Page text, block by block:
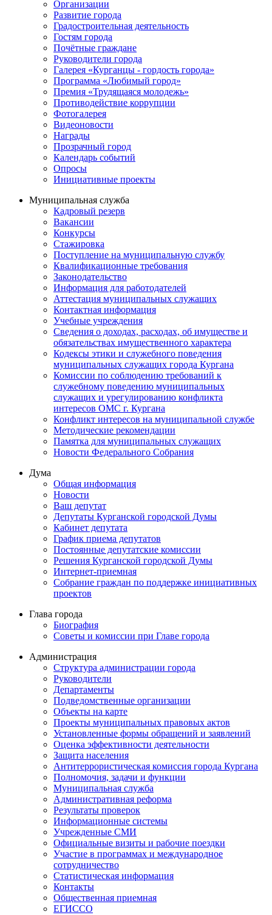
Организации
Развитие города
Градостроительная деятельность
Гостям города
Почётные граждане
Руководители города
Галерея «Курганцы - гордость города»
Программа «Любимый город»
Премия «Трудящаяся молодежь»
Противодействие коррупции
Фотогалерея
Видеоновости
Награды
Прозрачный город
Календарь событий
Опросы
Инициативные проекты
Муниципальная служба
Кадровый резерв
Вакансии
Конкурсы
Стажировка
Поступление на муниципальную службу
Квалификационные требования
Законодательство
Информация для работодателей
Аттестация муниципальных служащих
Контактная информация
Учебные учреждения
Сведения о доходах, расходах, об имуществе и
обязательствах имущественного характера
Кодексы этики и служебного поведения
муниципальных служащих города Кургана
Комиссии по соблюдению требований к
служебному поведению муниципальных
служащих и урегулированию конфликта
интересов ОМС г. Кургана
Конфликт интересов на муниципальной службе
Методические рекомендации
Памятка для муниципальных служащих
Новости Федерального Cобрания
Дума
Общая информация
Новости
Ваш депутат
Депутаты Курганской городской Думы
Кабинет депутата
График приема депутатов
Постоянные депутатские комиссии
Решения Курганской городской Думы
Интернет-приемная
Собрание граждан по поддержке инициативных
проектов
Глава города
Биография
Советы и комиссии при Главе города
Администрация
Структура администрации города
Руководители
Департаменты
Подведомственные организации
Объекты на карте
Проекты муниципальных правовых актов
Установленные формы обращений и заявлений
Оценка эффективности деятельности
Защита населения
Антитеррористическая комиссия города Кургана
Полномочия, задачи и функции
Муниципальная служба
Административная реформа
Результаты проверок
Информационные системы
Учрежденные СМИ
Официальные визиты и рабочие поездки
Участие в программах и международное
сотрудничество
Статистическая информация
Контакты
Общественная приемная
ЕГИССО